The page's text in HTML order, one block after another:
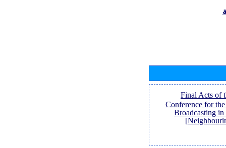
[Final Acts of
Conference for
Broadcasting